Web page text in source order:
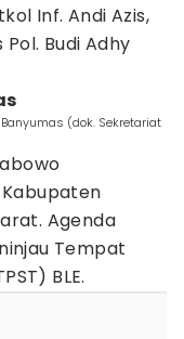
Inf. Andi Azis,
Budi Adhy
(dok. Sekretariat
Agenda
Tempat
BLE.